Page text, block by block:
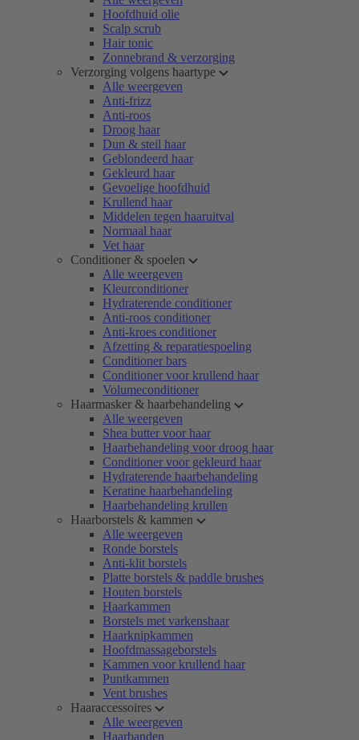
Hoofdhuid olie
Scalp scrub
Hair tonic
Zonnebrand & verzorging
Verzorging volgens haartype
Alle weergeven
Anti-frizz
Anti-roos
Droog haar
Dun & steil haar
Geblondeerd haar
Gekleurd haar
Gevoelige hoofdhuid
Krullend haar
Middelen tegen haaruitval
Normaal haar
Vet haar
Conditioner & spoelen
Alle weergeven
Kleurconditioner
Hydraterende conditioner
Anti-roos conditioner
Anti-kroes conditioner
Afzetting & reparatiespoeling
Conditioner bars
Conditioner voor krullend haar
Volumeconditioner
Haarmasker & haarbehandeling
Alle weergeven
Shea butter voor haar
Haarbehandeling voor droog haar
Conditioner voor gekleurd haar
Hydraterende haarbehandeling
Keratine haarbehandeling
Haarbehandeling krullen
Haarborstels & kammen
Alle weergeven
Ronde borstels
Anti-klit borstels
Platte borstels & paddle brushes
Houten borstels
Haarkammen
Borstels met varkenshaar
Haarknipkammen
Hoofdmassageborstels
Kammen voor krullend haar
Puntkammen
Vent brushes
Haaraccessoires
Alle weergeven
Haarbanden